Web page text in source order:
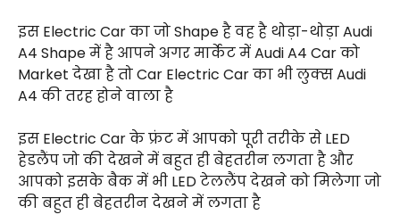
इस Electric Car का जो Shape है वह है थोड़ा-थोड़ा Audi
A4 Shape में है आपने अगर मार्केट में Audi A4 Car को
Market ‍देखा है तो Car Electric Car का भी लुक्स Audi
A4 की तरह होने वाला है
इस Electric Car के फ्रंट में आपको पूरी तरीके से LED
हेडलैंप जो की देखने में बहुत ही बेहतरीन लगता है और
आपको इसके बैक में भी LED टेललैंप देखने को मिलेगा जो
की बहुत ही बेहतरीन देखने में लगता है